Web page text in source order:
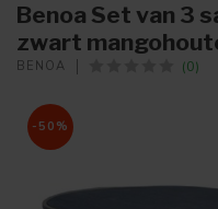
Benoa Set van 3
zwart
BENOA (0)
-50%